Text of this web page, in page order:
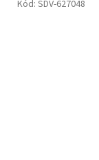
Kód: SDV-627048